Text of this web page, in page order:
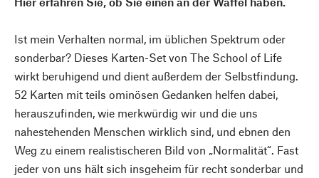
Ist mein Verhalten normal, im üblichen Spektrum oder
sonderbar? Dieses Karten-Set von The School of Life
wirkt beruhigend und dient außerdem der Selbstfindung.
52 Karten mit teils ominösen Gedanken helfen dabei,
herauszufinden, wie merkwürdig wir und die uns
nahestehenden Menschen wirklich sind, und ebnen den
Weg zu einem realistischeren Bild von „Normalität“. Fast
jeder von uns hält sich insgeheim für recht sonderbar und